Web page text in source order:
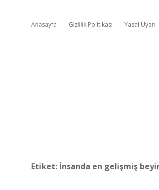
Anasayfa Gizlilik Politikası Yasal Uyarı
Etiket: İnsanda en gelişmiş